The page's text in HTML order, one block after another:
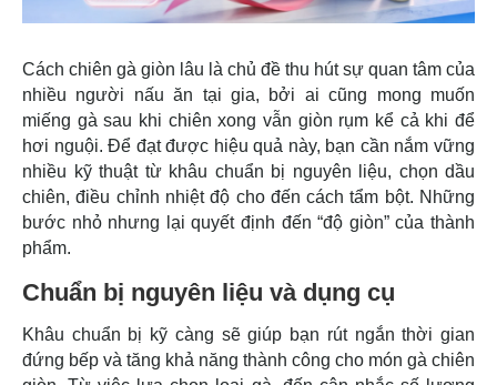
Cách chiên gà giòn lâu là chủ đề thu hút sự quan tâm của
nhiều người nấu ăn tại gia, bởi ai cũng mong muốn
miếng gà sau khi chiên xong vẫn giòn rụm kể cả khi để
hơi nguội. Để đạt được hiệu quả này, bạn cần nắm vững
nhiều kỹ thuật từ khâu chuẩn bị nguyên liệu, chọn dầu
chiên, điều chỉnh nhiệt độ cho đến cách tẩm bột. Những
bước nhỏ nhưng lại quyết định đến “độ giòn” của thành
phẩm.
Chuẩn bị nguyên liệu và dụng cụ
Khâu chuẩn bị kỹ càng sẽ giúp bạn rút ngắn thời gian
đứng bếp và tăng khả năng thành công cho món gà chiên